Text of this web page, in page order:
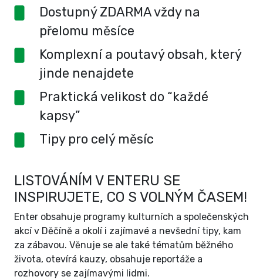
Dostupný ZDARMA vždy na
přelomu měsíce
Komplexní a poutavý obsah, který
jinde nenajdete
Praktická velikost do “každé
kapsy”
Tipy pro celý měsíc
LISTOVÁNÍM V ENTERU SE
INSPIRUJETE, CO S VOLNÝM ČASEM!
Enter obsahuje programy kulturních a společenských
akcí v Děčíně a okolí i zajímavé a nevšední tipy, kam
za zábavou. Věnuje se ale také tématům běžného
života, otevírá kauzy, obsahuje reportáže a
rozhovory se zajímavými lidmi.